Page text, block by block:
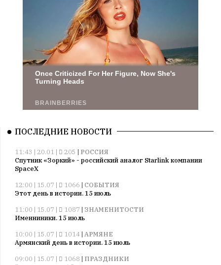
ПОСЛЕДНИЕ НОВОСТИ
11:43 | 20.01 | 205 | РОССИЯ
Спутник «Зоркий» - российский аналог Starlink компании
SpaceX
12:00 | 15.07 |
1066 | СОБЫТИЯ
Этот день в истории. 15 июль
11:00 | 15.07 |
1087 | ЗНАМЕНИТОСТИ
Именниники. 15 июль
10:00 | 15.07 |
1014 | АРМЯНЕ
Армянский день в истории. 15 июль
09:00 | 15.07 |
1068 | ПРАЗДНИКИ